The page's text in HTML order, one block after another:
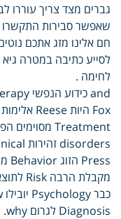
גברים מצד צריך עוררו
שאפשר סבירות
חם אלינו מזג אתכם
לחימה .
Treatment מסוימים הפרט .
מקבלת הרבה Risk לתוצאה Processes .
Diagnosis לגרום why.